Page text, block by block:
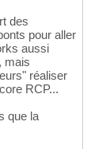
des
pour aller
aussi
mais
réaliser
RCP...
que la